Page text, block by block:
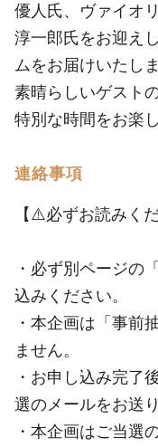
優人氏、ヴァイオ
淳一郎氏をお迎え
ムをお届けいたし
素晴らしいゲスト
特別な時間をお楽
連絡事項
【⚠️必ずお読みく
・必ず別ページの
込みください。
・本企画は「事前
ません。
・お申し込み完了
選のメールをお送
・本企画はご当選